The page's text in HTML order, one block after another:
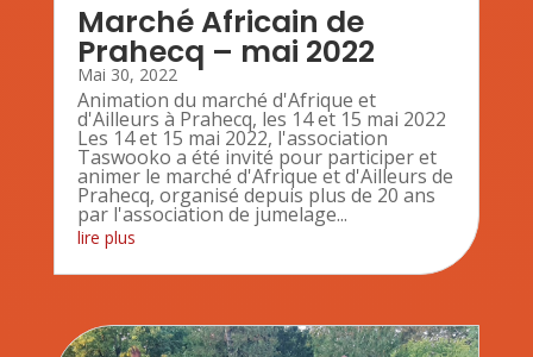
Marché Africain de
Prahecq – mai 2022
Mai 30, 2022
Animation du marché d'Afrique et
d'Ailleurs à Prahecq, les 14 et 15 mai 2022
Les 14 et 15 mai 2022, l'association
Taswooko a été invité pour participer et
animer le marché d'Afrique et d'Ailleurs de
Prahecq, organisé depuis plus de 20 ans
par l'association de jumelage...
lire plus